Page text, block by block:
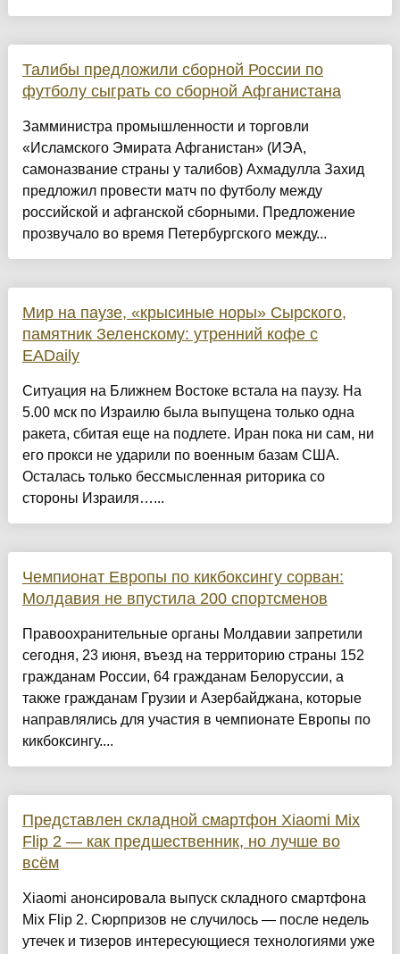
Талибы предложили сборной России по
футболу сыграть со сборной Афганистана
Замминистра промышленности и торговли
«Исламского Эмирата Афганистан» (ИЭА,
самоназвание страны у талибов) Ахмадулла Захид
предложил провести матч по футболу между
российской и афганской сборными. Предложение
прозвучало во время Петербургского между...
Мир на паузе, «крысиные норы» Сырского,
памятник Зеленскому: утренний кофе с
EADaily
Ситуация на Ближнем Востоке встала на паузу. На
5.00 мск по Израилю была выпущена только одна
ракета, сбитая еще на подлете. Иран пока ни сам, ни
его прокси не ударили по военным базам США.
Осталась только бессмысленная риторика со
стороны Израиля…...
Чемпионат Европы по кикбоксингу сорван:
Молдавия не впустила 200 спортсменов
Правоохранительные органы Молдавии запретили
сегодня, 23 июня, въезд на территорию страны 152
гражданам России, 64 гражданам Белоруссии, а
также гражданам Грузии и Азербайджана, которые
направлялись для участия в чемпионате Европы по
кикбоксингу....
Представлен складной смартфон Xiaomi Mix
Flip 2 — как предшественник, но лучше во
всём
Xiaomi анонсировала выпуск складного смартфона
Mix Flip 2. Сюрпризов не случилось — после недель
утечек и тизеров интересующиеся технологиями уже